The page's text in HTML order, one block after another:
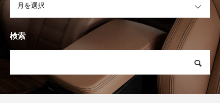
検索